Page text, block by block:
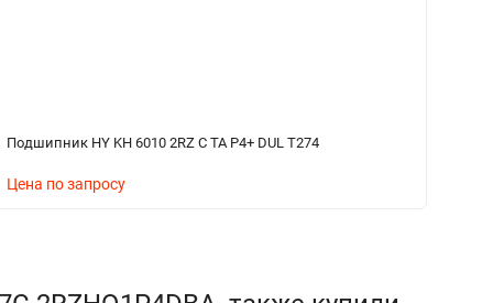
Подшипник HY KH 6010 2RZ C TA P4+ DUL T274
Цена по запросу